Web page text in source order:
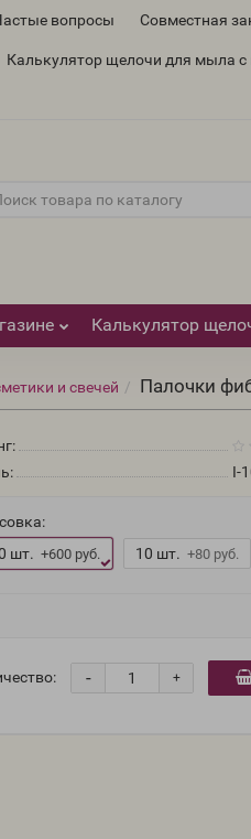
вопросы Совместная
Калькулятор щелочи для мыла с
Калькулятор
и свечей Палочки
I-
шт. +600 руб. 10 шт. +80 руб.
+
-